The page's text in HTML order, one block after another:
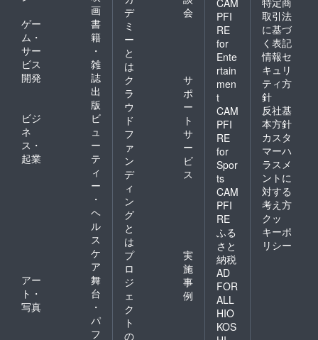
画
ゲー
ム・
サー
ビス
開発
書
籍
・
雑
誌
出
版
ビジ
ネ
ス・
起業
ビ
ュ
ー
テ
ィ
ー
・
ヘ
ル
ス
ケ
ア
アー
ト・
写真
舞
台
・
パ
フ
デ
ミ
ー
と
は
会
ク
ラ
ウ
ド
フ
ァ
ン
デ
ィ
ン
グ
と
は
サ
ポ
ー
ト
サ
ー
ビ
ス
プ
ロ
ジ
ェ
ク
ト
の
実
施
事
例
CAM
PFI
RE
for
Ente
rtain
men
t
CAM
PFI
RE
for
Spor
ts
CAM
PFI
RE
ふる
さと
納税
AD
FOR
ALL
HIO
KOS
取引法
に基づ
く表記
情報セ
キュリ
ティ方
針
反社基
本方針
カスタ
マーハ
ラスメ
ントに
対する
考え方
クッ
キーポ
リシー